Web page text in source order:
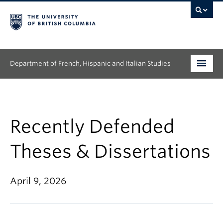
Department of French, Hispanic and Italian Studies
Continuing Education
People
Research
Recently Defended
Theses & Dissertations
April 9, 2026